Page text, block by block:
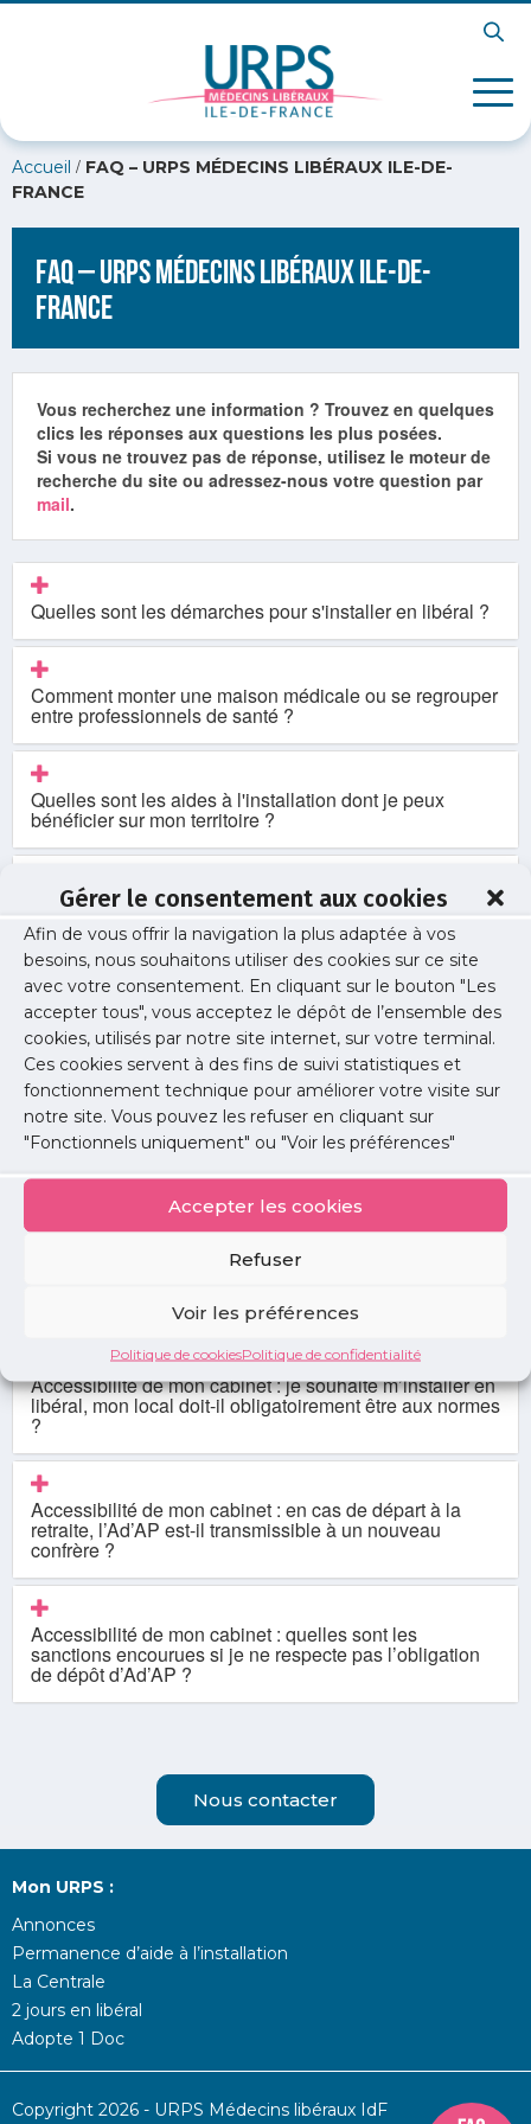
Gérer le consentement aux cookies
Afin de vous offrir la navigation la plus adaptée à vos
besoins, nous souhaitons utiliser des cookies sur ce site
avec votre consentement. En cliquant sur le bouton "Les
accepter tous", vous acceptez le dépôt de l’ensemble des
cookies, utilisés par notre site internet, sur votre terminal.
Ces cookies servent à des fins de suivi statistiques et
fonctionnement technique pour améliorer votre visite sur
notre site. Vous pouvez les refuser en cliquant sur
"Fonctionnels uniquement" ou "Voir les préférences"
Accepter les cookies
Refuser
Voir les préférences
Politique de cookiesPolitique de confidentialité
Accueil / FAQ – URPS MÉDECINS LIBÉRAUX ILE-DE-
FRANCE
FAQ – URPS MÉDECINS LIBÉRAUX ILE-DE-
FRANCE
Vous recherchez une information ? Trouvez en quelques
clics les réponses aux questions les plus posées.
Si vous ne trouvez pas de réponse, utilisez le moteur de
recherche du site ou adressez-nous votre question par
mail.
Quelles sont les démarches pour s'installer en libéral ?
Comment monter une maison médicale ou se regrouper
entre professionnels de santé ?
Quelles sont les aides à l'installation dont je peux
bénéficier sur mon territoire ?
Je ne parviens pas à poster mon annonce de cession,
association ou collaboration
Quel agenda de prise de RDV en ligne choisir ?
Je ne sais pas comment m’informatiser. Comment
choisir mon logiciel ?
Accessibilité de mon cabinet : quelles sont les
démarches à effectuer ?
obligatoirement être aux normes ?
Accessibilité de mon cabinet : je souhaite m’installer en
libéral, mon local doit-il obligatoirement être aux normes
?
Accessibilité de mon cabinet : en cas de départ à la
retraite, l’Ad’AP est-il transmissible à un nouveau
confrère ?
Accessibilité de mon cabinet : quelles sont les
sanctions encourues si je ne respecte pas l’obligation
de dépôt d’Ad’AP ?
Nous contacter
Mon URPS :
Annonces
Permanence d’aide à l’installation
La Centrale
2 jours en libéral
Adopte 1 Doc
Copyright 2026 - URPS Médecins libéraux IdF